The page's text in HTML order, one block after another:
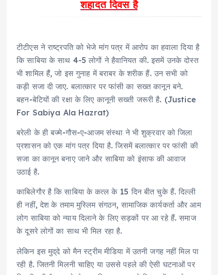
शहादत दिवस है
टीटीएस ने राष्ट्रपति को भेजे मांग पत्र में आरोप का हवाला दिया है
कि साबिया के साथ 4-5 लोगों ने हैवानियत की. इसमें उनके दोस्त
भी शामिल हैं, जो इस गुनाह में बराबर के शरीक हैं. उन सभी को
कड़ी सजा दी जाए. बलात्कार पर फांसी का सख्त कानून बने.
बहन-बेटियों की रक्षा के लिए कानूनी सख्ती जरूरी है. (Justice
For Sabiya Ala Hazrat)
बरेली के ही बज्मे-गौस-ए-आजम संस्था ने भी शुक्रवार को जिला
प्रशासन को एक मांग पत्र दिया है. जिसमें बलात्कार पर फांसी की
सजा का कानून बनाए जाने और साबिया को इंसाफ की आवाज
उठाई है.
काबिलेगौर है कि साबिया के कत्ल के 15 दिन बीत चुके हैं. दिल्ली
ही नहीं, देश के तमाम मुस्लिम संगठन, सामाजिक कार्यकर्ता और आम
लोग साबिया को न्याय दिलाने के लिए सड़कों पर आ रहे हैं. समाज
के दूसरे लोगों का साथ भी मिल रहा है.
लेकिन इस मुद्​दे को मैन स्ट्रीम मीडिया में उतनी जगह नहीं मिल पा
रही है. जितनी मिलनी चाहिए या उससे पहले की ऐसी घटनाओं पर